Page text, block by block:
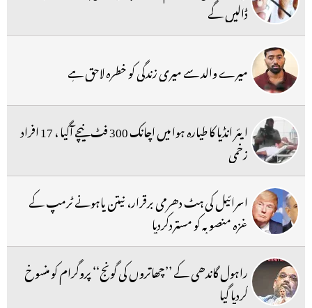
ڈالیں گے
میرے والد سے میری زندگی کو خطرہ لاحق ہے
ایئر انڈیا کا طیارہ ہوا میں اچانک 300 فٹ نیچے آگیا ، 17 افراد
زخمی
اسرائیل کی ہٹ دھرمی برقرار، نیتن یاہونے ٹرمپ کے
غزہ منصوبہ کو مستردکردیا
راہول گاندھی کے ’’چھاتروں کی گونج‘‘ پروگرام کو منسوخ
کردیا گیا